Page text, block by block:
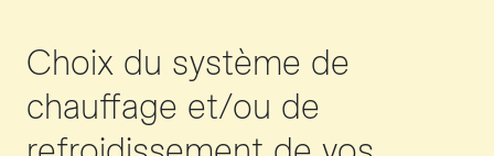
Choix du système de
chauffage et/ou de